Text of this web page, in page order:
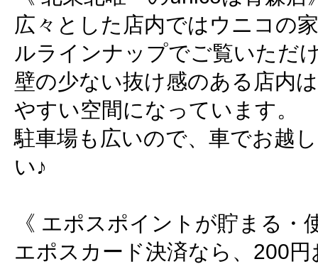
広々とした店内ではウニコの
ルラインナップでご覧いただ
壁の少ない抜け感のある店内
やすい空間になっています。
駐車場も広いので、車でお越
い♪
《 エポスポイントが貯まる・
エポスカード決済なら、200